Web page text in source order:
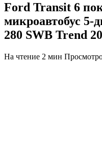
Ford Transit 6
микроавтобус 5-
280 SWB Trend
На чтение 2 мин